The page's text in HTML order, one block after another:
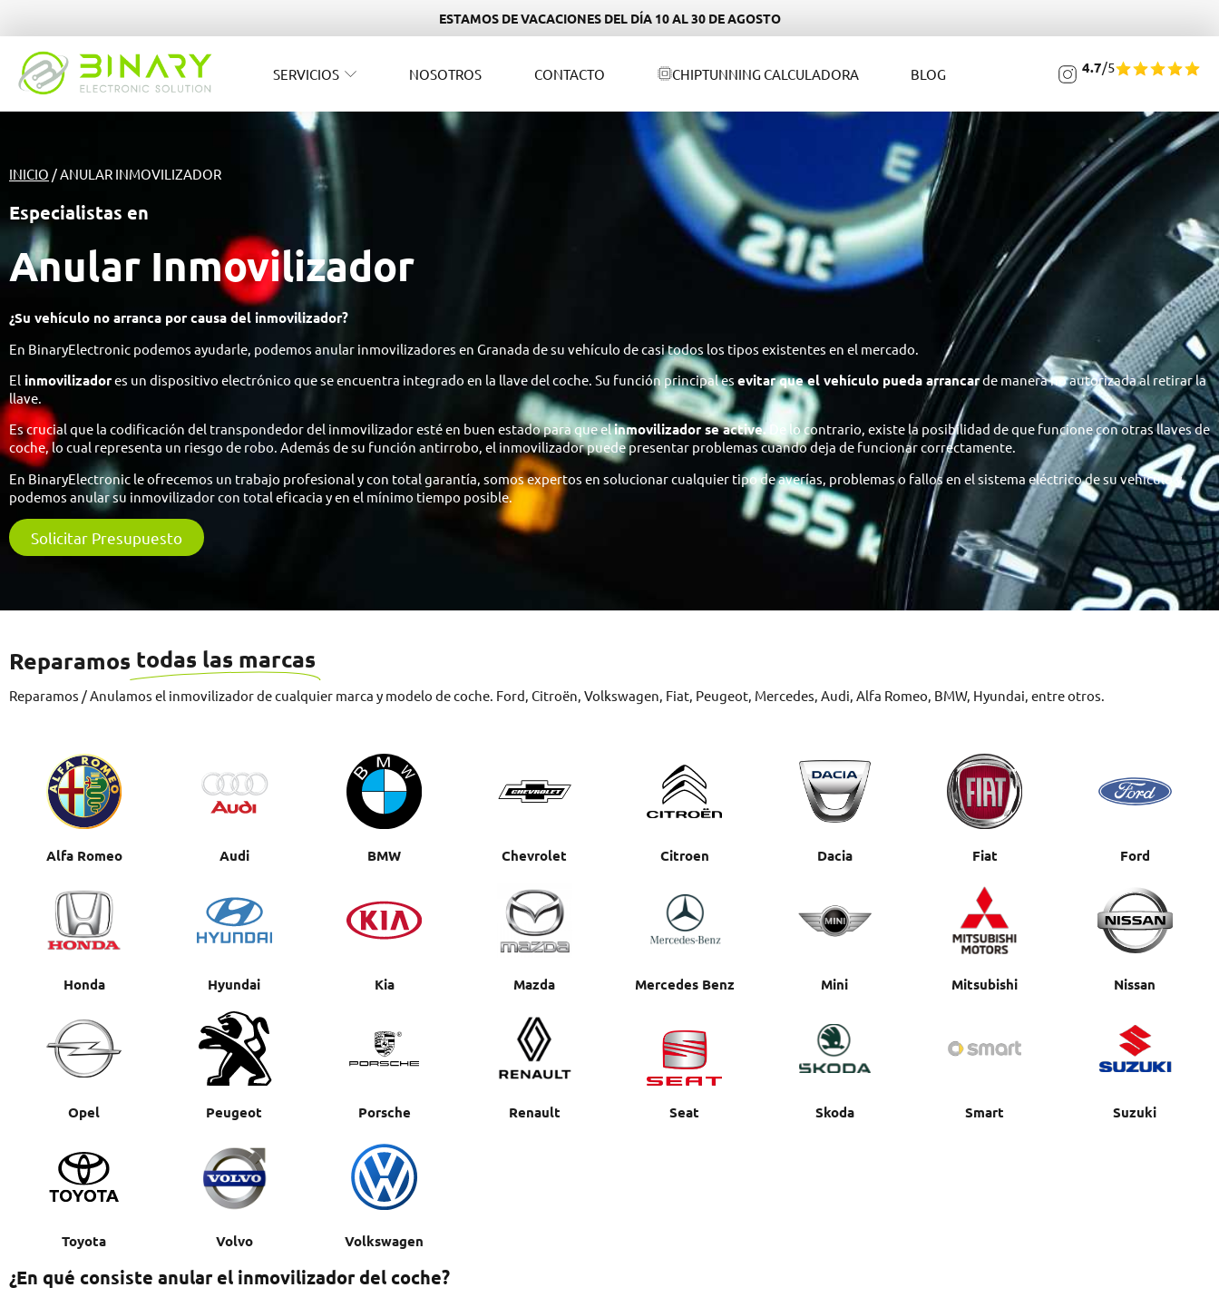
ESTAMOS DE VACACIONES DEL DÍA 10 AL 30 DE AGOSTO
SERVICIOS NOSOTROS CONTACTO CHIPTUNNING CALCULADORA BLOG 4.7/5
INICIO / ANULAR INMOVILIZADOR
Especialistas en
Anular Inmovilizador
¿Su vehículo no arranca por causa del inmovilizador?
En BinaryElectronic podemos ayudarle, podemos anular inmovilizadores en Granada de su vehículo de casi todos los tipos existentes en el mercado.
El inmovilizadores un dispositivo electrónico que se encuentra integrado en la llave del coche. Su función principal es evitar que el vehículo pueda arrancarde manera no autorizada al retirar la
llave.
Es crucial que la codificación del transpondedor del inmovilizador esté en buen estado para que elinmovilizador se active. De lo contrario, existe la posibilidad de que funcione con otras llaves de
coche, lo cual representa un riesgo de robo. Además de su función antirrobo, el inmovilizador puede presentar problemas cuando deja de funcionar correctamente.
En BinaryElectronic le ofrecemos un trabajo profesional y con total garantía, somos expertos en solucionar cualquier tipo de averías, problemas o fallos en el sistema eléctrico de su vehículo y
podemos anular su inmovilizador con total eficacia y en el mínimo tiempo posible.
Solicitar Presupuesto
Reparamos todas las marcas
Reparamos / Anulamos el inmovilizador de cualquier marca y modelo de coche. Ford, Citroën, Volkswagen, Fiat, Peugeot, Mercedes, Audi, Alfa Romeo, BMW, Hyundai, entre otros.
Alfa Romeo Audi BMW Chevrolet Citroen Dacia Fiat Ford
Honda Hyundai Kia Mazda Mercedes Benz Mini Mitsubishi Nissan
Opel Peugeot Porsche Renault Seat Skoda Smart Suzuki
Toyota Volvo Volkswagen
¿En qué consiste anular el inmovilizador del coche?